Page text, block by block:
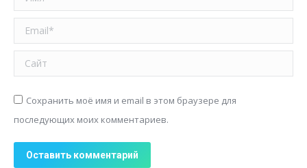
Email *
Сайт
Сохранить моё имя и email в этом браузере для
последующих моих комментариев.
Оставить комментарий